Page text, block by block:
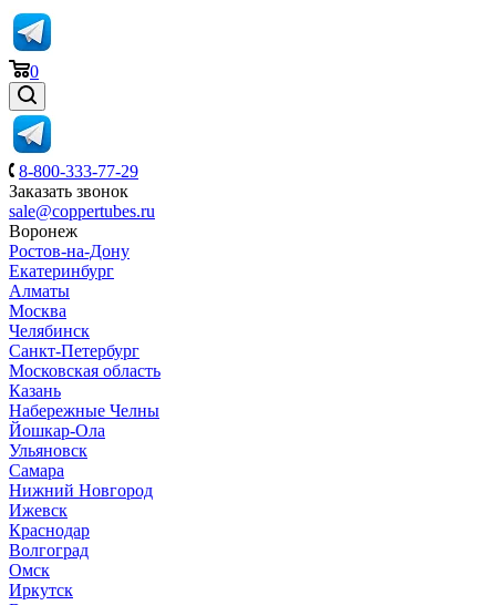
0
8-800-333-77-29
Заказать звонок
sale@coppertubes.ru
Воронеж
Ростов-на-Дону
Екатеринбург
Алматы
Москва
Челябинск
Санкт-Петербург
Московская область
Казань
Набережные Челны
Йошкар-Ола
Ульяновск
Самара
Нижний Новгород
Ижевск
Краснодар
Волгоград
Омск
Иркутск